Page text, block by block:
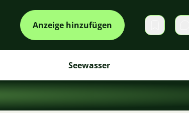
Anzeige hinzufügen
Seewasser